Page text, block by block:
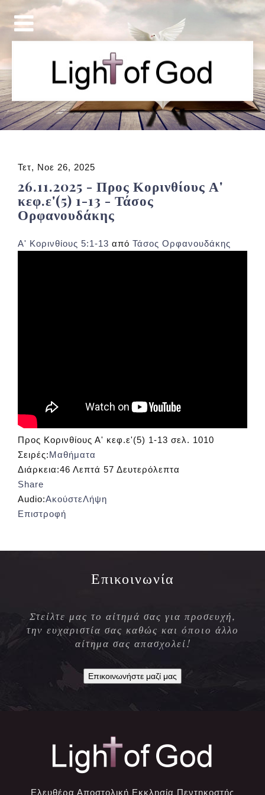
Τετ, Νοε 26, 2025
26.11.2025 - Προς Κορινθίους Α'
κεφ.ε'(5) 1-13 - Τάσος
Ορφανουδάκης
Α' Κορινθίους 5:1-13 από Τάσος Ορφανουδάκης
Προς Κορινθίους Α' κεφ.ε'(5) 1-13 σελ. 1010
Σειρές:Μαθήματα
Διάρκεια:46 Λεπτά 57 Δευτερόλεπτα
Share
Audio:ΑκούστεΛήψη
Επιστροφή
Επικοινωνία
Στείλτε μας το αίτημά σας για προσευχή,
την ευχαριστία σας καθώς και όποιο άλλο
αίτημα σας απασχολεί!
Επικοινωνήστε μαζί μας
Ελευθέρα Αποστολική Εκκλησία Πεντηκοστής